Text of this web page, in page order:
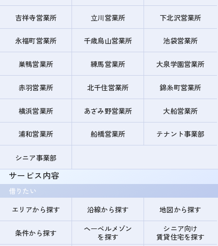
吉祥寺営業所 立川営業所 下北沢営業所
永福町営業所 千歳烏山営業所 池袋営業所
巣鴨営業所 練馬営業所 大泉学園営業所
赤羽営業所 北千住営業所 錦糸町営業所
横浜営業所 あざみ野営業所 大船営業所
浦和営業所 船橋営業所 テナント事業部
シニア事業部
サービス内容
借りたい
エリアから探す
沿線から探す 地図から探す
条件から探す
ヘーベルメゾン
を探す
シニア向け
賃貸住宅を探す